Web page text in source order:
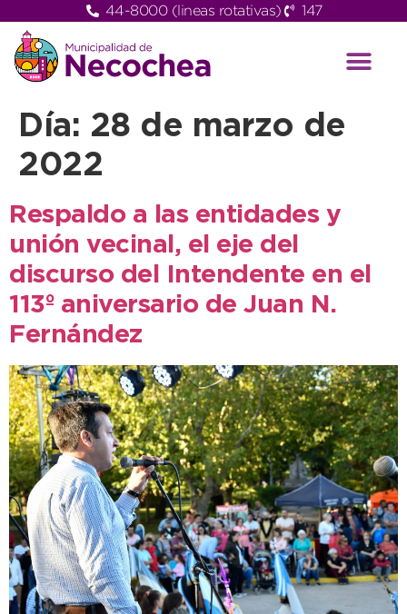
44-8000 (lineas rotativas) 147
Día: 28 de marzo de
2022
Respaldo a las entidades y
unión vecinal, el eje del
discurso del Intendente en el
113º aniversario de Juan N.
Fernández